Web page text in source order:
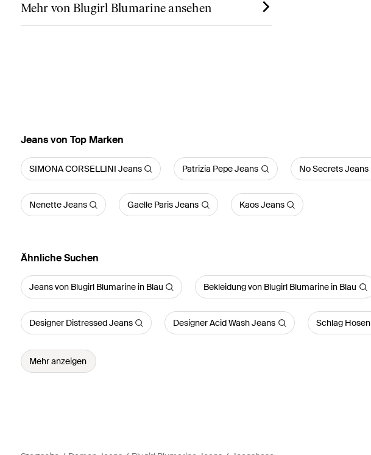
Mehr von Blugirl Blumarine ansehen
Jeans von Top Marken
SIMONA CORSELLINI Jeans Patrizia Pepe Jeans No Secrets Jeans
Nenette Jeans Gaelle Paris Jeans Kaos Jeans
Ähnliche Suchen
Jeans von Blugirl Blumarine in Blau Bekleidung von Blugirl Blumarine in Blau
Designer Distressed Jeans Designer Acid Wash Jeans Schlag Hosen
Mehr anzeigen